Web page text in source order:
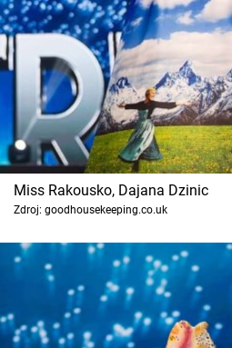
Miss Rakousko, Dajana Dzinic
Zdroj: goodhousekeeping.co.uk